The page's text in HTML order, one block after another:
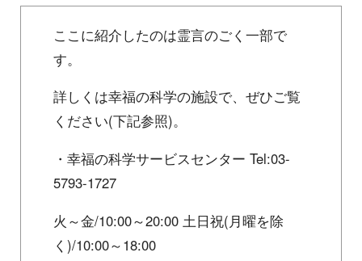
ここに紹介したのは霊言のごく一部で
す。
詳しくは幸福の科学の施設で、ぜひご覧
ください(下記参照)。
・幸福の科学サービスセンター Tel:03-
5793-1727
火～金/10:00～20:00 土日祝(月曜を除
く)/10:00～18:00